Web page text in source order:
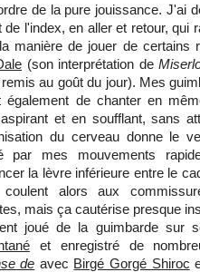
de la pure jouissance. J'ai
de l'index, en aller et retour, qui
manière de jouer de certains
(son interprétation de
remis au goût du jour). Mes
également de chanter en
et en soufflant, sans
du cerveau donne le
par mes mouvements
la lèvre inférieure entre le
alors aux
mais ça cautérise presque
joué de la guimbarde sur
et enregistré de
de avec Birgé Gorgé Shiroc